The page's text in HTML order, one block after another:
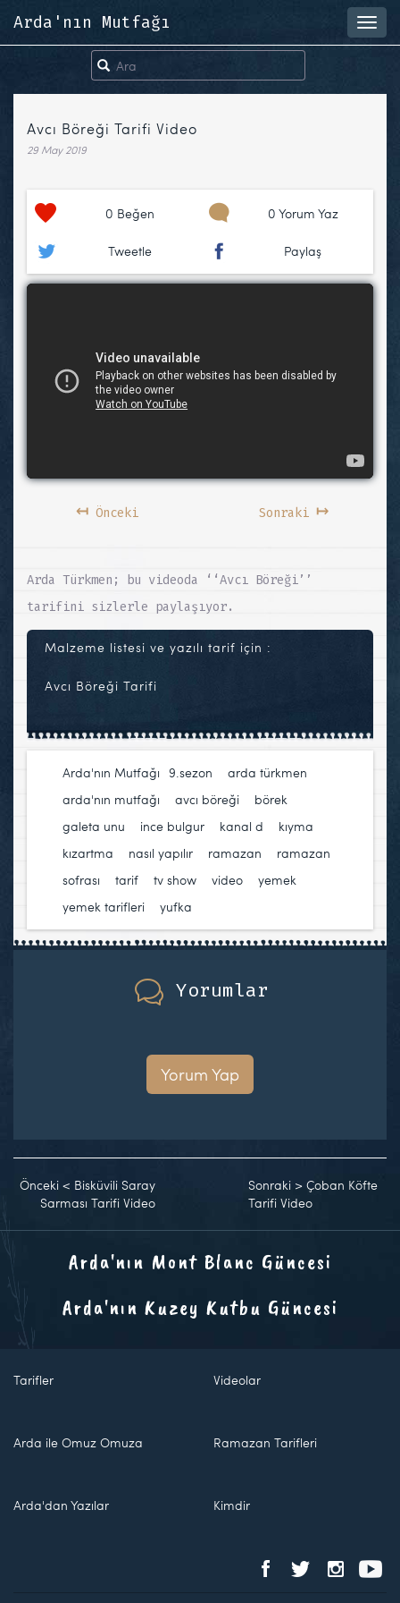
Arda'nın Mutfağı
Avcı Böreği Tarifi Video
29 May 2019
0 Beğen 0 Yorum Yaz
Tweetle Paylaş
↤Önceki Sonraki ↦
Arda Türkmen; bu videoda ‘‘Avcı Böreği’’
tarifini sizlerle paylaşıyor.
Malzeme listesi ve yazılı tarif için :
Avcı Böreği Tarifi
Arda'nın Mutfağı 9.sezon arda türkmen
arda'nın mutfağı
avcı böreği börek
galeta unu
ince bulgur kanal d kıyma
kızartma
nasıl yapılır ramazan
ramazan
sofrası
tarif tv show video yemek
yemek tarifleri
yufka
Yorumlar
Yorum Yap
Önceki < Bisküvili Saray
Sarması Tarifi Video
Sonraki >Çoban Köfte
Tarifi Video
Arda'nın Mont Blanc Güncesi
Arda'nın Kuzey Kutbu Güncesi
Tarifler Videolar
Arda ile Omuz Omuza Ramazan Tarifleri
Arda'dan Yazılar Kimdir